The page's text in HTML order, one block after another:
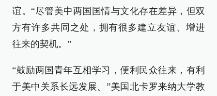
谊。“尽管美中两国国情与文化存在差异，但双
方有许多共同之处，拥有很多建立友谊、增进
往来的契机。”
“鼓励两国青年互相学习，便利民众往来，有利
于美中关系长远发展。”美国北卡罗来纳大学教